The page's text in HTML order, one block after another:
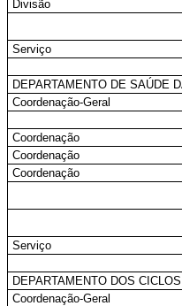
Divisão
Serviço
DEPARTAMENTO DE SAÚDE
Coordenação-Geral
Coordenação
Coordenação
Coordenação
Serviço
DEPARTAMENTO DOS
Coordenação-Geral